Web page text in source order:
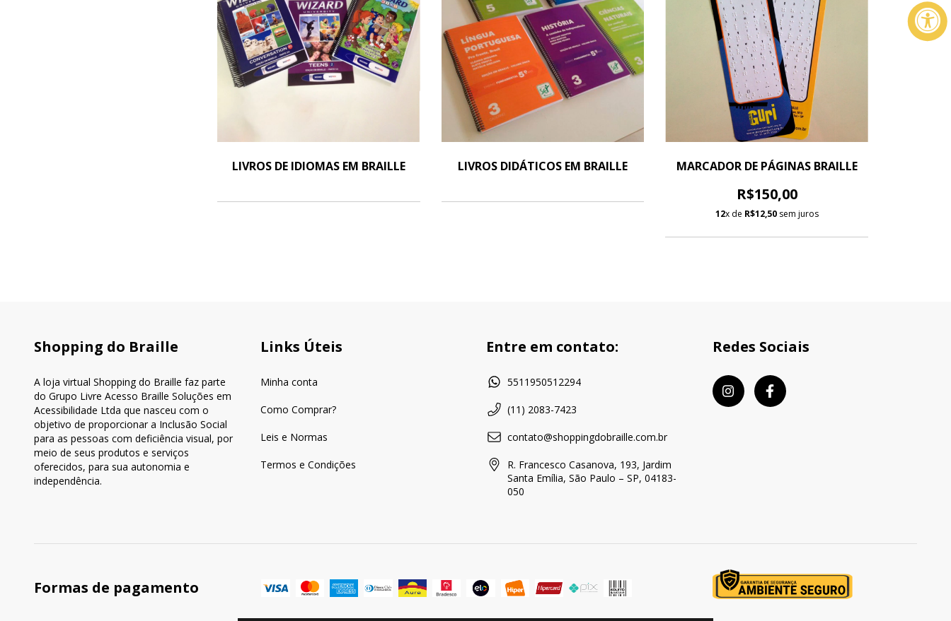
LIVROS DE IDIOMAS EM BRAILLE LIVROS DIDÁTICOS EM BRAILLE MARCADOR DE PÁGINAS BRAILLE
R$150,00
12x de R$12,50sem juros
Shopping do Braille
A loja virtual Shopping do Braille faz parte
do Grupo Livre Acesso Braille Soluções em
Acessibilidade Ltda que nasceu com o
objetivo de proporcionar a Inclusão Social
para as pessoas com deficiência visual, por
meio de seus produtos e serviços
oferecidos, para sua autonomia e
independência.
Links Úteis
Minha conta
Como Comprar?
Leis e Normas
Termos e Condições
Entre em contato:
5511950512294
(11) 2083-7423
contato@shoppingdobraille.com.br
R. Francesco Casanova, 193, Jardim
Santa Emília, São Paulo – SP, 04183-
050
Redes Sociais
Formas de pagamento